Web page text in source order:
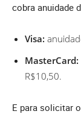
cobra anuidade
Visa:
MasterCard:
R$10,50.
E para solicitar